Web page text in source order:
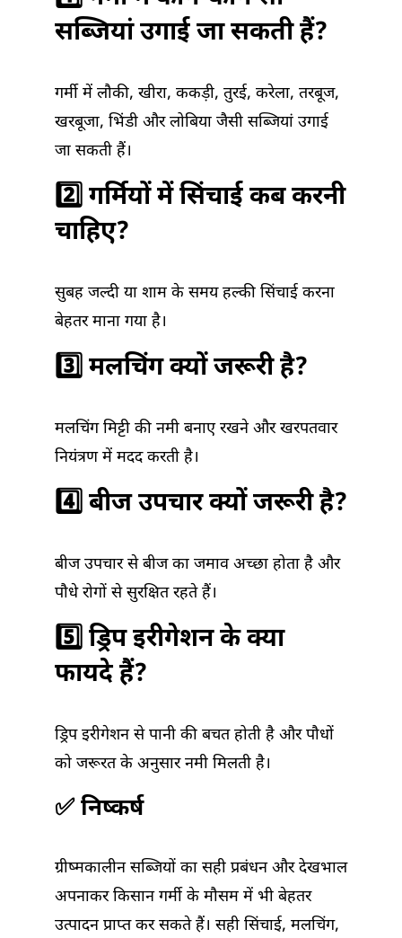
सब्जियां उगाई जा सकती हैं?
गर्मी में लौकी, खीरा, ककड़ी, तुरई, करेला, तरबूज,
खरबूजा, भिंडी और लोबिया जैसी सब्जियां उगाई
जा सकती हैं।
2️⃣ गर्मियों में सिंचाई कब करनी
चाहिए?
सुबह जल्दी या शाम के समय हल्की सिंचाई करना
बेहतर माना गया है।
3️⃣ मलचिंग क्यों जरूरी है?
मलचिंग मिट्टी की नमी बनाए रखने और खरपतवार
नियंत्रण में मदद करती है।
4️⃣ बीज उपचार क्यों जरूरी है?
बीज उपचार से बीज का जमाव अच्छा होता है और
पौधे रोगों से सुरक्षित रहते हैं।
5️⃣ ड्रिप इरीगेशन के क्या
फायदे हैं?
ड्रिप इरीगेशन से पानी की बचत होती है और पौधों
को जरूरत के अनुसार नमी मिलती है।
✅ निष्कर्ष
ग्रीष्मकालीन सब्जियों का सही प्रबंधन और देखभाल
अपनाकर किसान गर्मी के मौसम में भी बेहतर
उत्पादन प्राप्त कर सकते हैं। सही सिंचाई, मलचिंग,